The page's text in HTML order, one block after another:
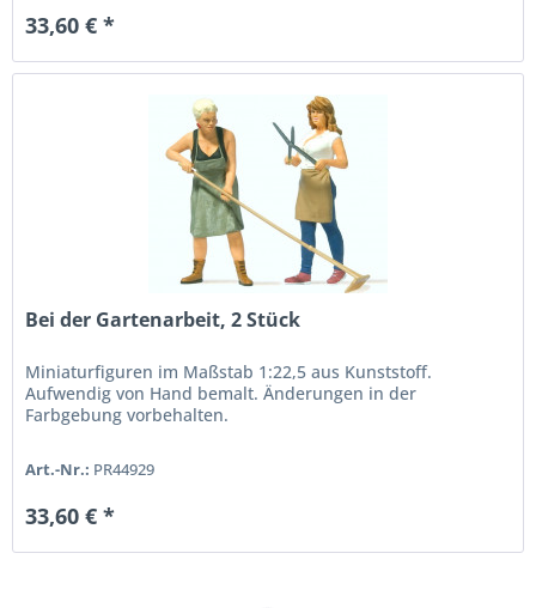
33,60 € *
Bei der Gartenarbeit, 2 Stück
Miniaturfiguren im Maßstab 1:22,5 aus Kunststoff.
Aufwendig von Hand bemalt. Änderungen in der
Farbgebung vorbehalten.
Art.-Nr.: PR44929
33,60 € *